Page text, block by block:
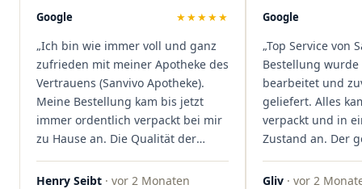
Mal viel Zeit spart. Man merkt,
Kundenzufriedenheit an erster
Stelle stehen. Vielen Dank an das
Team von Sanvivo – ich bin
rundum begeistert!"
Google ★★★★★
„Ich bin wie immer voll und ganz
zufrieden mit meiner Apotheke des
Vertrauens (Sanvivo Apotheke).
Meine Bestellung kam bis jetzt
immer ordentlich verpackt bei mir
zu Hause an. Die Qualität der
Blüten ist auch immer auf einem
hohen Niveau, die Auswahl ist
Henry Seibt · vor 2 Monaten
Google
„Top Service von
Bestellung wurde
bearbeitet und
geliefert. Alles
verpackt und in
Zustand an. Der
war
professionell.
Gliv · vor 2